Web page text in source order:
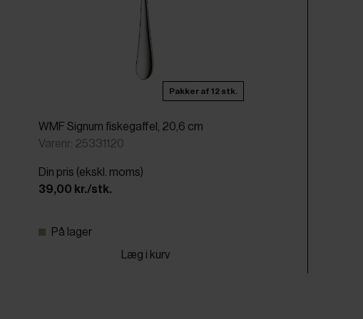
Pakker af 12 stk.
WMF Signum fiskegaffel, 20,6 cm
Varenr: 25331120
Din pris (ekskl. moms)
39,00 kr./stk.
På lager
Læg i kurv